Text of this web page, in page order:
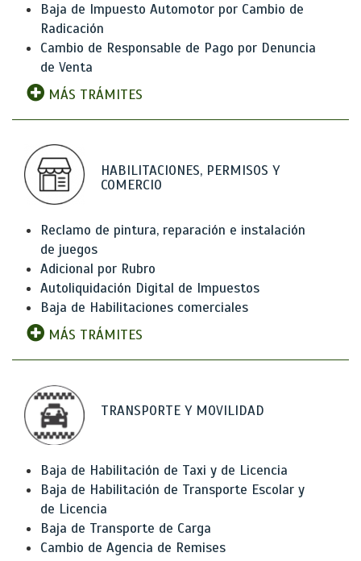
Baja de Impuesto Automotor por Cambio de
Radicación
Cambio de Responsable de Pago por Denuncia
de Venta
MÁS TRÁMITES
HABILITACIONES, PERMISOS Y
COMERCIO
Reclamo de pintura, reparación e instalación
de juegos
Adicional por Rubro
Autoliquidación Digital de Impuestos
Baja de Habilitaciones comerciales
MÁS TRÁMITES
TRANSPORTE Y MOVILIDAD
Baja de Habilitación de Taxi y de Licencia
Baja de Habilitación de Transporte Escolar y
de Licencia
Baja de Transporte de Carga
Cambio de Agencia de Remises